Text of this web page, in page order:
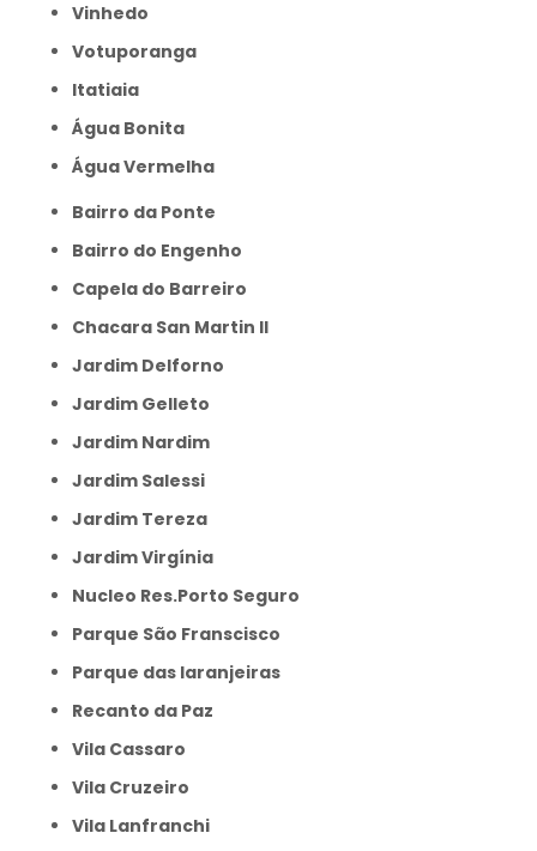
Vinhedo
Votuporanga
itatiaia
Água Bonita
Água Vermelha
Bairro da Ponte
Bairro do Engenho
Capela do Barreiro
Chacara San Martin II
Jardim Delforno
Jardim Gelleto
Jardim Nardim
Jardim Salessi
Jardim Tereza
Jardim Virgínia
Nucleo Res.Porto Seguro
Parque São Franscisco
Parque das laranjeiras
Recanto da Paz
Vila Cassaro
Vila Cruzeiro
Vila Lanfranchi